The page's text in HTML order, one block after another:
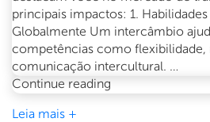
principais impactos: 1. Habilidades
Globalmente Um intercâmbio
competências como flexibilidade,
comunicação intercultural. …
Continue reading
Leia mais +